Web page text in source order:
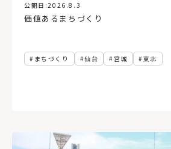
公開日:2026.8.3
価値あるまちづくり
まちづくり 仙台 宮城 東北